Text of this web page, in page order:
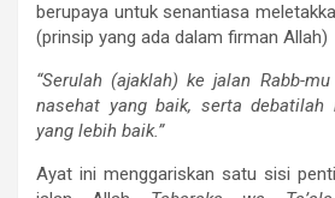
berupaya untuk senantiasa
(prinsip yang ada dalam firman Allah)
“Serulah (ajaklah) ke jalan Rabb-
nasehat yang baik, serta debatilah
yang lebih baik.”
Ayat ini menggariskan satu sisi